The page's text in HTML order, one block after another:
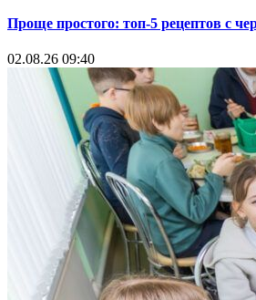
Проще простого: топ-5 рецептов с
02.08.26 09:40